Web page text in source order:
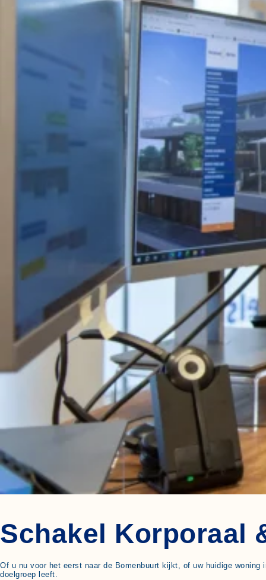
Schakel Korporaal
Of u nu voor het eerst naar de Bomenbuurt kijkt, of uw huidige
doelgroep leeft.